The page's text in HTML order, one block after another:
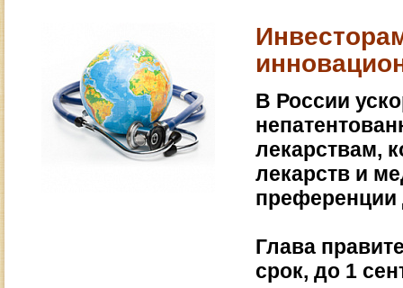
В России
лекарствам,
лекарств и
преференции
Глава
срок, до 1